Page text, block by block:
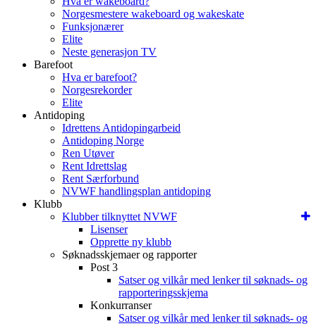
Norgesmestere wakeboard og wakeskate
Funksjonærer
Elite
Neste generasjon TV
Barefoot
Hva er barefoot?
Norgesrekorder
Elite
Antidoping
Idrettens Antidopingarbeid
Antidoping Norge
Ren Utøver
Rent Idrettslag
Rent Særforbund
NVWF handlingsplan antidoping
Klubb
Klubber tilknyttet NVWF
Lisenser
Opprette ny klubb
Søknadsskjemaer og rapporter
Post 3
Satser og vilkår med lenker til søknads- og
rapporteringsskjema
Konkurranser
Satser og vilkår med lenker til søknads- og